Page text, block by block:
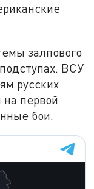
залпового
ВСУ
русских
первой
бои.